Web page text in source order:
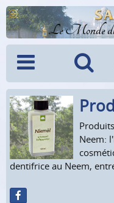
Le Monde
Menu
Neem:
dentifrice au Neem,